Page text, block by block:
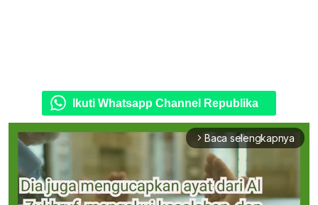
Ikuti Whatsapp Channel Republika
arrow_forward_ios Baca selengkapnya